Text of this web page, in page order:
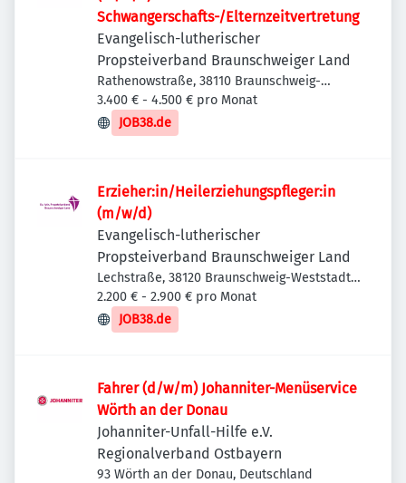
Schwangerschafts-/Elternzeitvertretung
Evangelisch-lutherischer
Propsteiverband Braunschweiger Land
Rathenowstraße, 38110 Braunschweig-
Wenden-Thune-Harxbüttel, Deutschland
3.400 € - 4.500 € pro Monat
JOB38.de
Erzieher:in/Heilerziehungspfleger:in
(m/w/d)
Evangelisch-lutherischer
Propsteiverband Braunschweiger Land
Lechstraße, 38120 Braunschweig-Weststadt,
Deutschland
2.200 € - 2.900 € pro Monat
JOB38.de
Fahrer (d/w/m) Johanniter-Menüservice
Wörth an der Donau
Johanniter-Unfall-Hilfe e.V.
Regionalverband Ostbayern
93 Wörth an der Donau, Deutschland